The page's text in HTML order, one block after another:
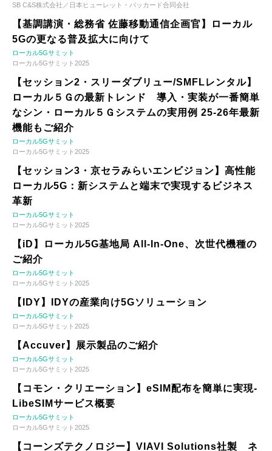
SB C&S株式会社／日本ヒューレット・パッカード合同会社
【基調講演・総務省 佐藤移動通信企画官】ローカル
5Gの更なる普及拡大に向けて
ローカル5Gサミット
ローカル5Gサミット2025
【セッション2・スリーダブリュー/SMFLレンタル】
ローカル５Ｇの最新トレンド 導入・実装が一番簡単
なシン・ローカル５Ｇシステムの実用例 25-26年最新
機能もご紹介
ローカル5Gサミット
ローカル5Gサミット2025
【セッション3・京セラみらいエンビジョン】高性能
ローカル5G：新システムと端末で実現するビジネス
革新
ローカル5Gサミット
ローカル5Gサミット2025
【iD】ローカル5G基地局 All-In-One、次世代機種の
ご紹介
ローカル5Gサミット
ローカル5Gサミット2025
【IDY】IDYの産業向け5Gソリューション
ローカル5Gサミット
ローカル5Gサミット2025
【Accuver】展示製品のご紹介
ローカル5Gサミット
ローカル5Gサミット2025
【コモン・クリエーション】eSIM配布を簡単に実現-
LibeSIMサービス概要
ローカル5Gサミット
ローカル5Gサミット2025
【コーンズテクノロジー】VIAVI Solutions社製 ネ